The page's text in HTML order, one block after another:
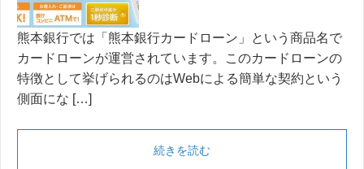
熊本銀行では「熊本銀行カードローン」という商品名で
カードローンが運営されています。このカードローンの
特徴として挙げられるのはWebによる簡単な契約という
側面にな […]
続きを読む